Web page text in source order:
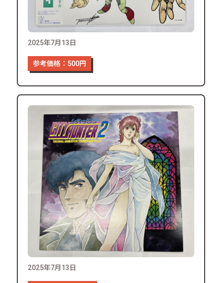
2025年7月13日
参考価格：500円
2025年7月13日